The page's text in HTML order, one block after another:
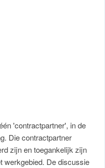
'contractpartner', in de
Die contractpartner
zijn en toegankelijk zijn
werkgebied. De discussie